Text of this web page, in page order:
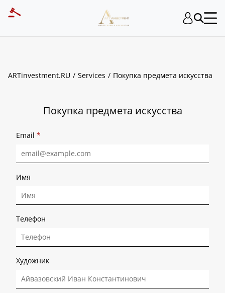
ARTinvestment.RU Services Покупка предмета искусства
Покупка предмета искусства
Email *
Имя
Телефон
Художник